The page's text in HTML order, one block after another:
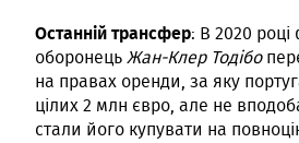
Останній трансфер: В 2020
оборонецьЖан-Клер Тодібо
на правах оренди, за яку
цілих 2 млн євро, але не
стали його купувати на